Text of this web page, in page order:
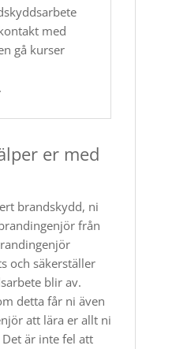
med
gå kurser
er med
brandskydd, ni
från
och säkerställer
blir av.
detta får ni även
att lära er allt ni
är inte fel att